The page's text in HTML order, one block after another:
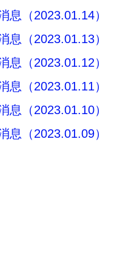
息（2023.01.14）
息（2023.01.13）
息（2023.01.12）
息（2023.01.11）
息（2023.01.10）
息（2023.01.09）